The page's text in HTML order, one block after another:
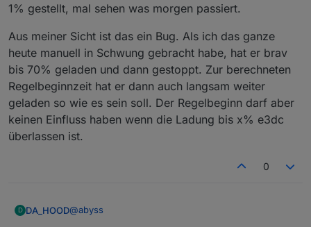
1% gestellt, mal sehen was morgen passiert.
Aus meiner Sicht ist das ein Bug. Als ich das ganze
heute manuell in Schwung gebracht habe, hat er brav
bis 70% geladen und dann gestoppt. Zur berechneten
Regelbeginnzeit hat er dann auch langsam weiter
geladen so wie es sein soll. Der Regelbeginn darf aber
keinen Einfluss haben wenn die Ladung bis x% e3dc
überlassen ist.
0
D DA_HOOD@abyss